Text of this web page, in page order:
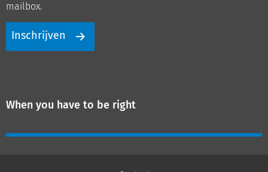
mailbox.
Inschrijven
When you have to be right